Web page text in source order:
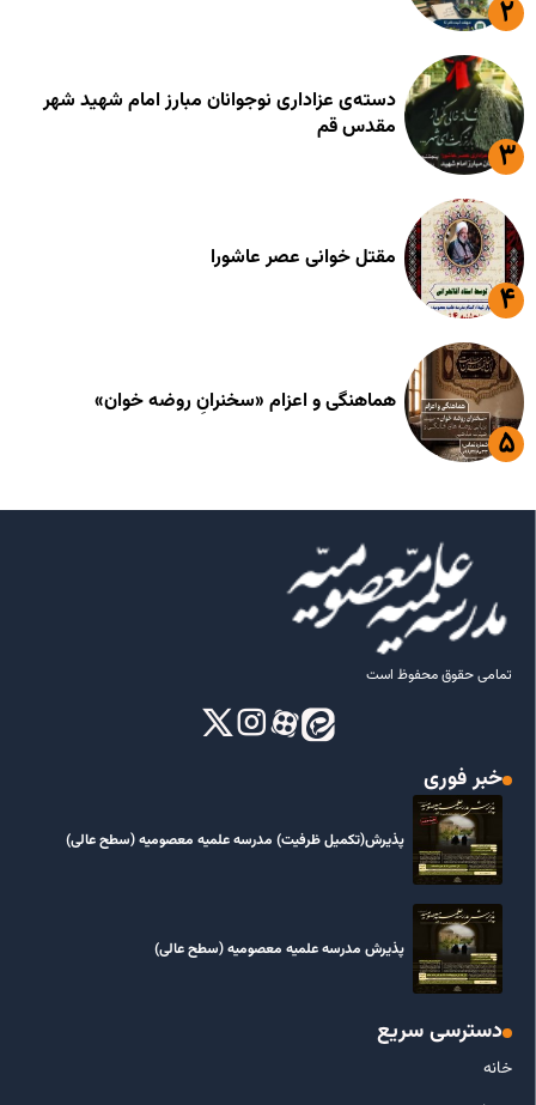
دسته‌ی عزاداری نوجوانان مبارز امام شهید شهر
مقدس قم
مقتل خوانی عصر عاشورا
هماهنگی و اعزام «سخنرانِ روضه خوان»
تمامی حقوق محفوظ است
خبر فوری
پذیرش(تکمیل ظرفیت) مدرسه علمیه معصومیه‌ (سطح عالی)
پذیرش مدرسه علمیه معصومیه‌ (سطح عالی)
دسترسی سریع
خانه